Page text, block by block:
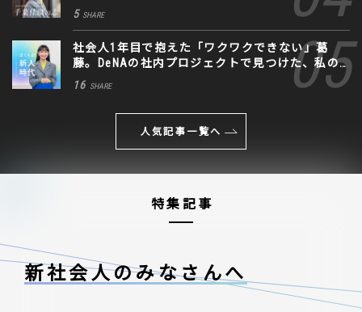
に込めた思い
5 SHARE
社会人1年目で抱えた「ワクワクできない」葛
藤。DeNAの社内プロジェクトで見つけた、私の
生きる道
16 SHARE
人気記事一覧へ
特集記事
新社会人のみなさんへ